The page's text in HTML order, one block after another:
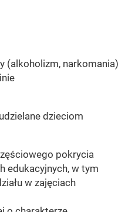
(alkoholizm, narkomania)
dzieciom
pokrycia
edukacyjnych, w tym
w zajęciach